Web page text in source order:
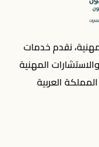
نقدم خدمات
المهنية
العربية